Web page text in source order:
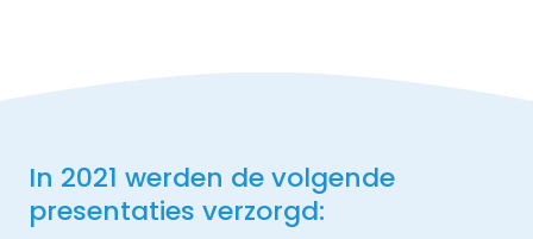
In 2021 werden de volgende
presentaties verzorgd: